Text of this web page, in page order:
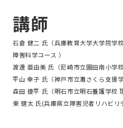
講師
石倉 健二 氏（兵庫教育大学大学院学
障害科学コース ）
渡邊 亜由美 氏（尼崎市立園田南小学
平山 幸子 氏（神戸市立灘さくら支援
森田 捷平 氏（明石市立明石養護学校
東 健太 氏(兵庫県立障害児者リハビ